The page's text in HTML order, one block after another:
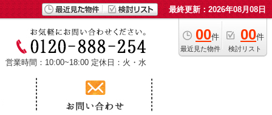
最終更新：2026年08月08日
00件
最近見た物件
00件
検討リスト
営業時間：10:00~18:00 定休日：火・水